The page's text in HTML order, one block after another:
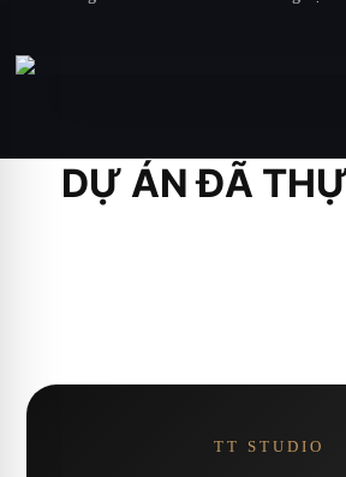
DỰ ÁN ĐÃ
TT STUDIO